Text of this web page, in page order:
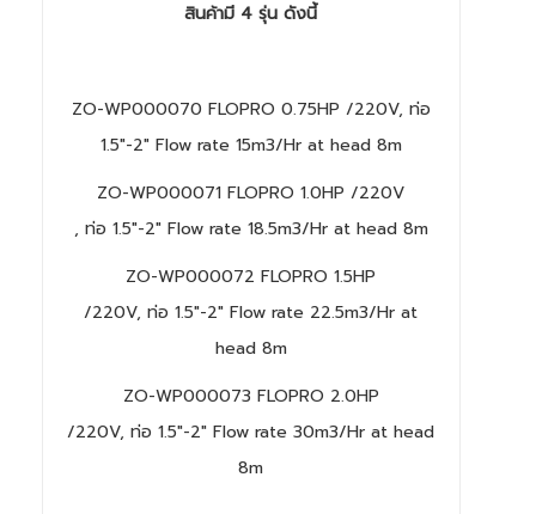
สินค้ามี 4 รุ่น ดังนี้
ZO-WP000070 FLOPRO 0.75HP /220V, ท่อ
1.5"-2" Flow rate 15m3/Hr at head 8m
ZO-WP000071 FLOPRO 1.0HP /220V
, ท่อ 1.5"-2" Flow rate 18.5m3/Hr at head 8m
ZO-WP000072 FLOPRO 1.5HP
/220V, ท่อ 1.5"-2" Flow rate 22.5m3/Hr at
head 8m
ZO-WP000073 FLOPRO 2.0HP
/220V, ท่อ 1.5"-2" Flow rate 30m3/Hr at head
8m